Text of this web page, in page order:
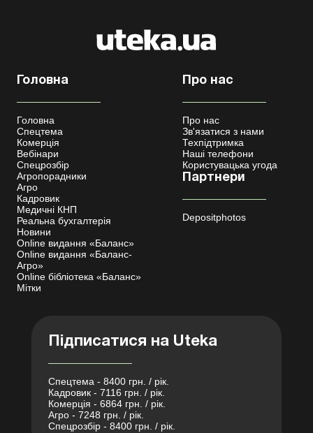
Головна
Головна
Спецтема
Комерція
Вебінари
Спецрозбір
Агропорадники
Агро
Кадровик
Медичні КНП
Реальна бухгалтерія
Новини
Online видання «Баланс»
Online видання «Баланс-
Агро»
Online бібліотека «Баланс»
Мітки
Про нас
Про нас
Зв'язатися з нами
Техпідтримка
Наші телефони
Користувацька угода
Партнери
Depositphotos
Підписатися на Uteka
Спецтема - 8400 грн. / рік.
Кадровик - 7116 грн. / рік.
Комерція - 6864 грн. / рік.
Агро - 7248 грн. / рік.
Спецрозбір - 8400 грн. / рік.